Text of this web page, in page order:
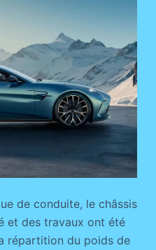
de conduite, le châssis
et des travaux ont été
répartition du poids de